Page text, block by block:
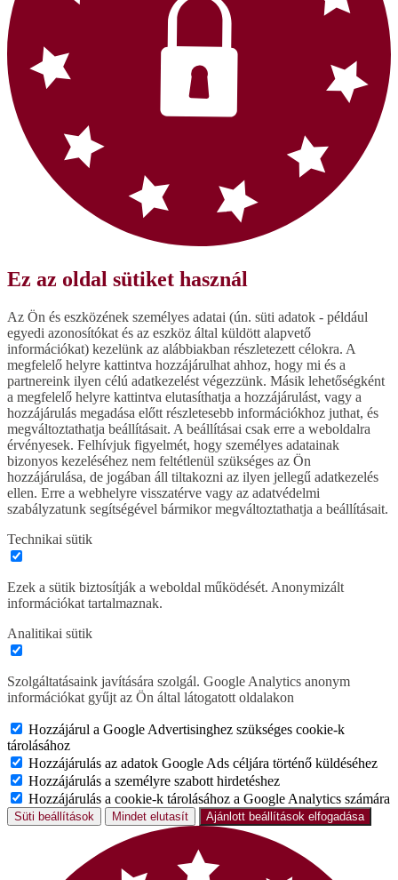
Ez az oldal sütiket használ
Az Ön és eszközének személyes adatai (ún. süti adatok - például
egyedi azonosítókat és az eszköz által küldött alapvető
információkat) kezelünk az alábbiakban részletezett célokra. A
megfelelő helyre kattintva hozzájárulhat ahhoz, hogy mi és a
partnereink ilyen célú adatkezelést végezzünk. Másik lehetőségként
a megfelelő helyre kattintva elutasíthatja a hozzájárulást, vagy a
hozzájárulás megadása előtt részletesebb információkhoz juthat, és
megváltoztathatja beállításait. A beállításai csak erre a weboldalra
érvényesek. Felhívjuk figyelmét, hogy személyes adatainak
bizonyos kezeléséhez nem feltétlenül szükséges az Ön
hozzájárulása, de jogában áll tiltakozni az ilyen jellegű adatkezelés
ellen. Erre a webhelyre visszatérve vagy az adatvédelmi
szabályzatunk segítségével bármikor megváltoztathatja a beállításait.
Technikai sütik
Ezek a sütik biztosítják a weboldal működését. Anonymizált
információkat tartalmaznak.
Analitikai sütik
Szolgáltatásaink javítására szolgál. Google Analytics anonym
információkat gyűjt az Ön által látogatott oldalakon
Hozzájárul a Google Advertisinghez szükséges cookie-k
tárolásához
Hozzájárulás az adatok Google Ads céljára történő küldéséhez
Hozzájárulás a személyre szabott hirdetéshez
Hozzájárulás a cookie-k tárolásához a Google Analytics számára
Süti beállítások Mindet elutasít Ajánlott beállítások elfogadása